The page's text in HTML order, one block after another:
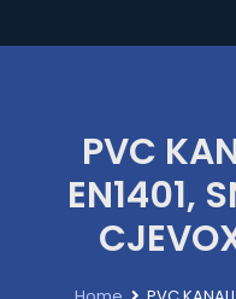
PVC
EN1401,